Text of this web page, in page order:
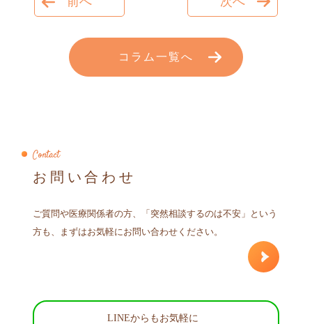
コラム一覧へ
Contact
お問い合わせ
ご質問や医療関係者の方、「突然相談するのは不安」という
方も、まずはお気軽にお問い合わせください。
LINEからもお気軽に